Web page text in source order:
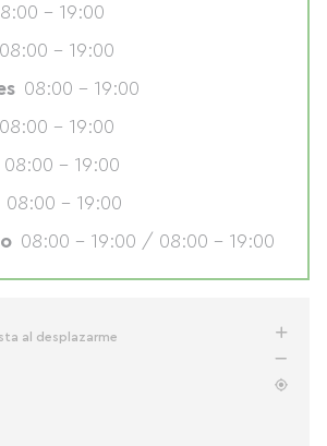
al desplazarme
- 19:00
08:00 - 19:00
08:00 - 19:00
08:00 - 19:00
08:00 - 19:00
08:00 - 19:00
08:00 - 19:00 / 08:00 - 19:00